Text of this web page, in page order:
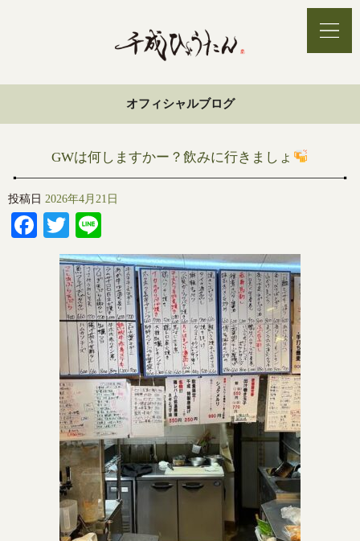
オフィシャルブログ
GWは何しますかー？飲みに行きましょ
投稿日 2026年4月21日
Facebook
Twitter